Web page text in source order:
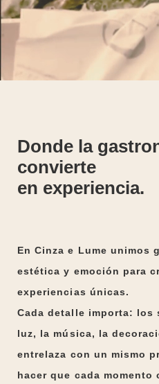
Donde la
convierte
en experiencia.
En Cinza e Lume unimos
estética y emoción para
experiencias únicas.
Cada detalle importa: los
luz, la música, la
entrelaza con un mismo
hacer que cada momento